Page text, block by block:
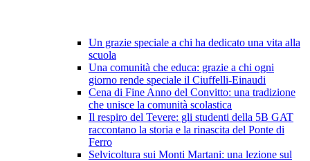
Un grazie speciale a chi ha dedicato una vita alla
scuola
Una comunità che educa: grazie a chi ogni
giorno rende speciale il Ciuffelli-Einaudi
Cena di Fine Anno del Convitto: una tradizione
che unisce la comunità scolastica
Il respiro del Tevere: gli studenti della 5B GAT
raccontano la storia e la rinascita del Ponte di
Ferro
Selvicoltura sui Monti Martani: una lezione sul